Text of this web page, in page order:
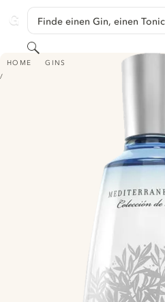
GINVENTORY
Finde einen Gin, einen Tonic, …
Suchen
HOME GINS
GIN MARE